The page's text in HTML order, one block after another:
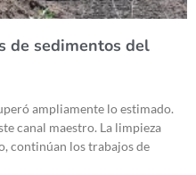
de sedimentos del
ampliamente lo estimado.
canal maestro. La limpieza
continúan los trabajos de